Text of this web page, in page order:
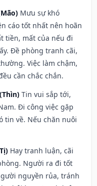
Mưu sự khó
cáo tốt nhất nên hoãn
tiền, mất của nếu đi
Đề phòng tranh cãi,
Việc làm chậm,
cần chắc chắn.
Tin vui sắp tới,
Đi công việc gặp
tin về. Nếu chăn nuôi
Hay tranh luận, cãi
Người ra đi tốt
nguyền rủa, tránh